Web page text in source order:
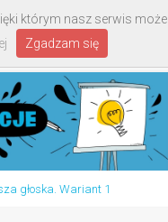
głoska. Wariant 1
którym nasz serwis może
Zgadzam się